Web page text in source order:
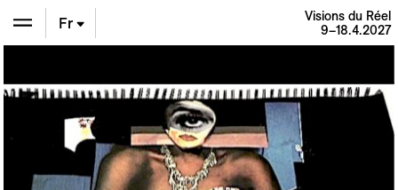
Fr
Visions du Réel
9–18.4.2027